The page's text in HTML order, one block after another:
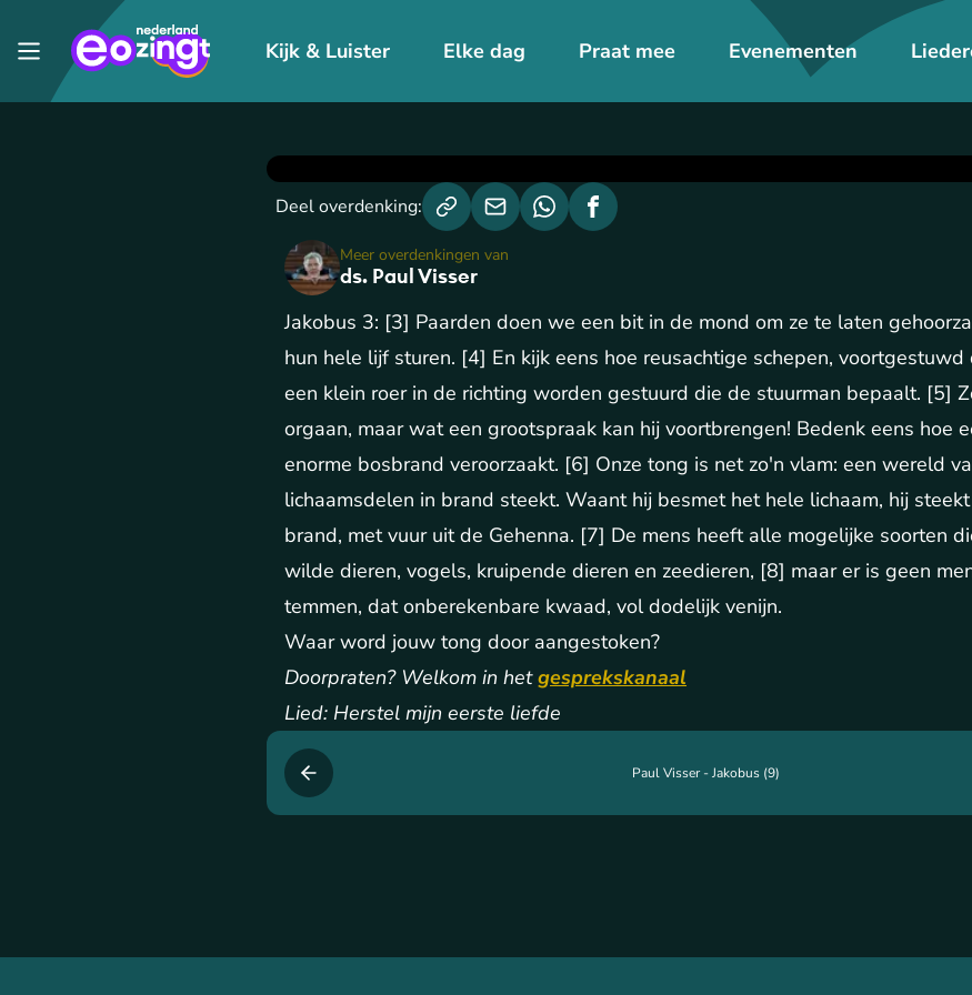
Kijk & Luister Elke dag Praat mee Evenementen
Paul Visser - Jakobus (9)
Deel overdenking:
ds. Paul Visser
Meer overdenkingen van
Jakobus 3: [3] Paarden doen we een bit in de mond om ze te laten
hun hele lijf sturen. [4] En kijk eens hoe reusachtige schepen,
een klein roer in de richting worden gestuurd die de stuurman bepaalt. [5]
orgaan, maar wat een grootspraak kan hij voortbrengen! Bedenk eens hoe
enorme bosbrand veroorzaakt. [6] Onze tong is net zo'n vlam: een wereld
lichaamsdelen in brand steekt. Waant hij besmet het hele lichaam, hij
brand, met vuur uit de Gehenna. [7] De mens heeft alle mogelijke soorten
wilde dieren, vogels, kruipende dieren en zeedieren, [8] maar er is geen
temmen, dat onberekenbare kwaad, vol dodelijk venijn.
Waar word jouw tong door aangestoken?
Doorpraten? Welkom in hetgesprekskanaal
Lied: Herstel mijn eerste liefde